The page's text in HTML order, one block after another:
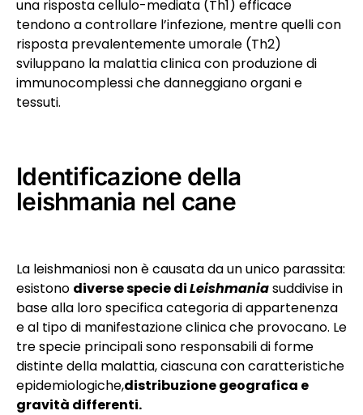
una risposta cellulo-mediata (Th1) efficace
tendono a controllare l’infezione, mentre quelli con
risposta prevalentemente umorale (Th2)
sviluppano la malattia clinica con produzione di
immunocomplessi che danneggiano organi e
tessuti.
Identificazione della
leishmania nel cane
La leishmaniosi non è causata da un unico parassita:
esistono diverse specie diLeishmaniasuddivise in
base alla loro specifica categoria di appartenenza
e al tipo di manifestazione clinica che provocano. Le
tre specie principali sono responsabili di forme
distinte della malattia, ciascuna con caratteristiche
epidemiologiche,distribuzione geografica e
gravità differenti.